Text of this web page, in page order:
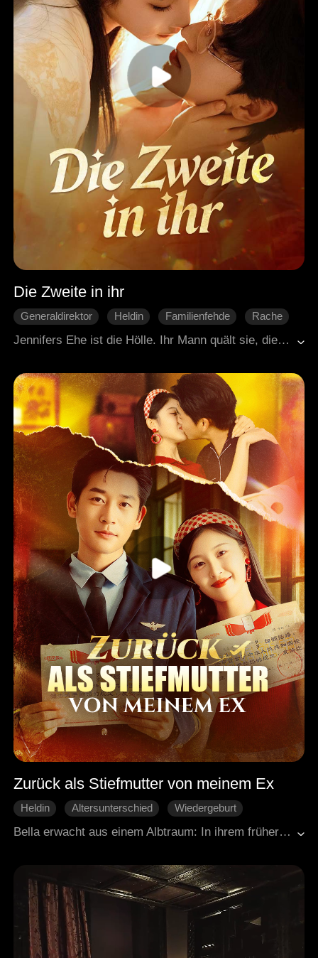
Die Zweite in ihr
Generaldirektor Heldin Familienfehde
Rache
Jennifers Ehe ist die Hölle. Ihr Mann quält sie, die Familie ignoriert sie. Sie hat längst aufgegeben. Dann ist da plötzlich eine andere Stimme in ihrem Kopf. Eine Frau, die früher im Kaiserpalast gelebt hat und jeden Kampf gewann. Sie sagt: „Ich zeig dir, wie man gewinnt.“ Jennifer tut, was sie sagt. Sie geht zu dem Mann, den alle fürchten. Doch eines Tages fragt sie sich: Wer ist diese Frau wirklich? Und warum will sie mich verändern?
Zurück als Stiefmutter von meinem Ex
Heldin Altersunterschied
Wiedergeburt
Bella erwacht aus einem Albtraum: In ihrem früheren Leben wurde sie von ihrem Verlobten und ihrer Stiefschwester betrogen. Man raubte ihr nicht nur die Zulassung zur Universität, sondern auch ihre gesamte Zukunft. Ihr Leben endete tragisch. Doch als sie die Augen wieder öffnet, ist sie zurück in der Vergangenheit – in einer Zeit, bevor sie Trevor überhaupt kannte. Dieses Mal trifft sie eine entscheidende andere Wahl: Sie heiratet den Mann, der vierzehn Jahre älter ist als sie. Gestärkt durch ihre neue Stellung und Entschlossenheit ist sie bereit, ihren Ex-Verlobten aus dem Haus zu werfen und sich endlich an all denen zu rächen, die ihr Unrecht taten. Die Rache beginnt, doch wird sie diesmal auch ihr glückliches Ende finden?